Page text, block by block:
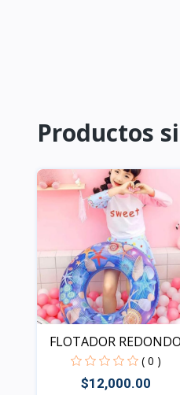
Productos
FLOTADOR REDONDO
PH-YQ0...
( 0 )
$12,000.00